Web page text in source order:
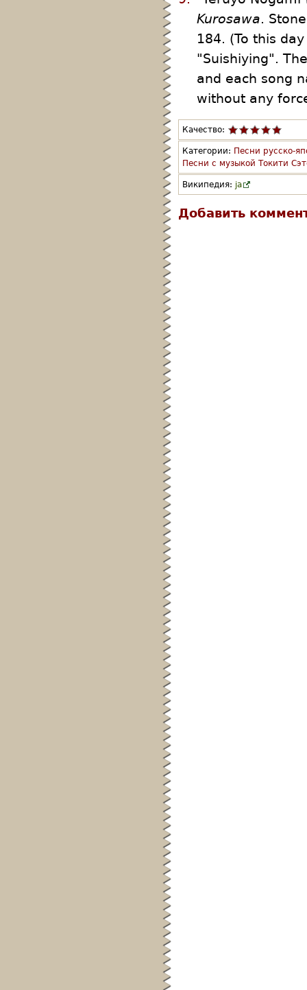
Kurosawa.
184. (To this
"Suishiying".
and each song
without any
Качество:
Категории: Песни русско-
Песни с музыкой Токити
Википедия: ja
Добавить